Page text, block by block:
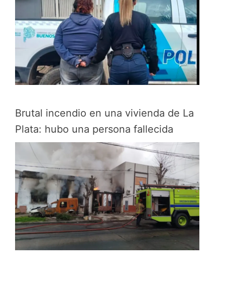
Brutal incendio en una vivienda de La
Plata: hubo una persona fallecida